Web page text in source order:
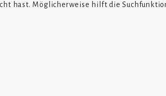
hast. Möglicherweise hilft die